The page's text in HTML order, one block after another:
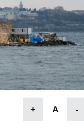
+ A -